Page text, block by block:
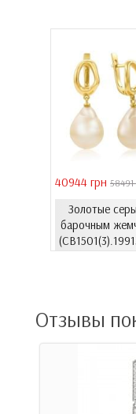
40944 грн 58491
Золотые
барочным
Отзывы